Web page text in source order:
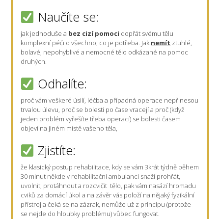
Naučíte se:
jak jednoduše a bez cizí pomoci dopřát svému tělu
komplexní péči o všechno, co je potřeba. Jak nemít ztuhlé,
bolavé, nepohyblivé a nemocné tělo odkázané na pomoc
druhých.
Odhalíte:
proč vám veškeré úsilí, léčba a případná operace nepřinesou
trvalou úlevu, proč se bolesti po čase vracejí a proč (když
jeden problém vyřešíte třeba operací) se bolesti časem
objeví na jiném místě vašeho těla,
Zjistíte:
že klasický postup rehabilitace, kdy se vám 3krát týdně během
30 minut někde v rehabilitační ambulanci snaží prohřát,
uvolnit, protáhnout a rozcvičit tělo, pak vám nasází hromadu
cviků za domácí úkol a na závěr vás položí na nějaký fyzikální
přístroj a čeká se na zázrak, nemůže už z principu (protože
se nejde do hloubky problému) vůbec fungovat.